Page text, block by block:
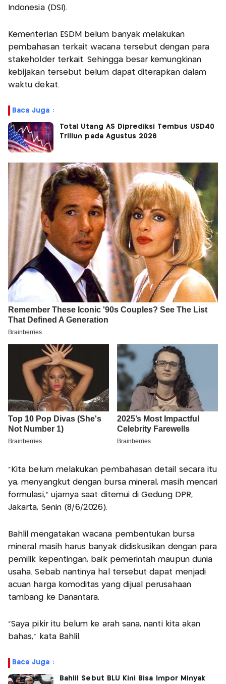
Indonesia (DSI).
Kementerian ESDM belum banyak melakukan
pembahasan terkait wacana tersebut dengan para
stakeholder terkait. Sehingga besar kemungkinan
kebijakan tersebut belum dapat diterapkan dalam
waktu dekat.
Baca Juga :
Total Utang AS Diprediksi Tembus USD40
Triliun pada Agustus 2026
“Kita belum melakukan pembahasan detail secara itu
ya, menyangkut dengan bursa mineral, masih mencari
formulasi,” ujarnya saat ditemui di Gedung DPR,
Jakarta, Senin (8/6/2026).
Bahlil mengatakan wacana pembentukan bursa
mineral masih harus banyak didiskusikan dengan para
pemilik kepentingan, baik pemerintah maupun dunia
usaha. Sebab nantinya hal tersebut dapat menjadi
acuan harga komoditas yang dijual perusahaan
tambang ke Danantara.
“Saya pikir itu belum ke arah sana, nanti kita akan
bahas,” kata Bahlil.
Baca Juga :
Bahlil Sebut BLU Kini Bisa Impor Minyak